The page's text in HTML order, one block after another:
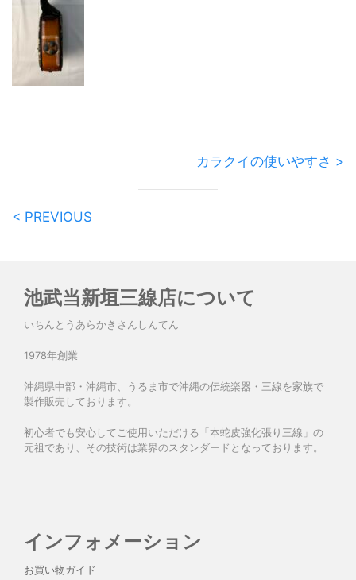
カラクイの使いやすさ >
< PREVIOUS
池武当新垣三線店について
いちんとうあらかきさんしんてん
1978年創業
沖縄県中部・沖縄市、うるま市で沖縄の伝統楽器・三線を家族で
製作販売しております。
初心者でも安心してご使用いただける「本蛇皮強化張り三線」の
元祖であり、その技術は業界のスタンダードとなっております。
インフォメーション
お買い物ガイド